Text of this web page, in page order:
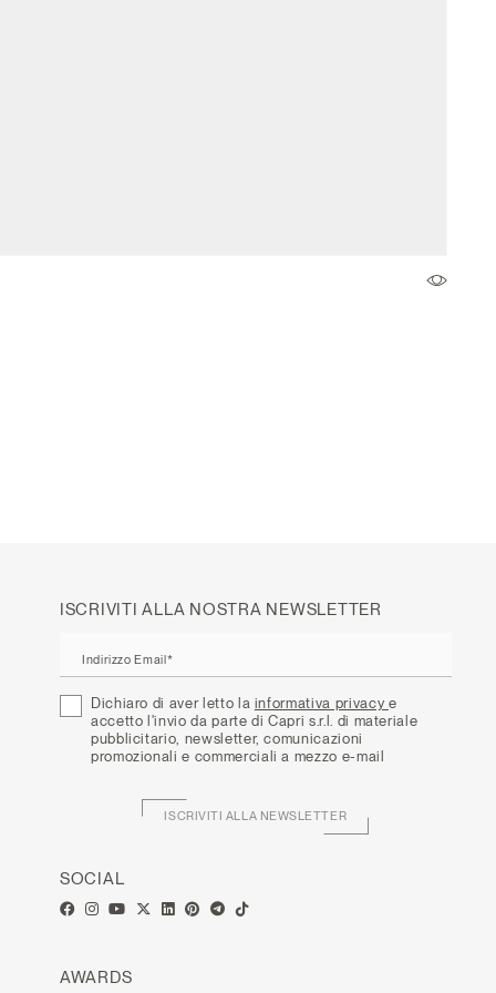
ISCRIVITI ALLA NOSTRA NEWSLETTER
Indirizzo Email*
Dichiaro di aver letto la informativa privacy e
accetto l'invio da parte di Capri s.r.l. di materiale
pubblicitario, newsletter, comunicazioni
promozionali e commerciali a mezzo e-mail
ISCRIVITI ALLA NEWSLETTER
SOCIAL
AWARDS